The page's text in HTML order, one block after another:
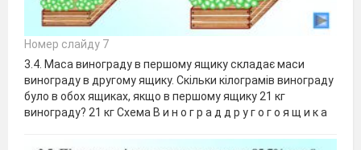
Номер слайду 7
3.4. Маса винограду в першому ящику складає маси
винограду в другому ящику. Скільки кілограмів винограду
було в обох ящиках, якщо в першому ящику 21 кг
винограду? 21 кг Схема В и н о г р а д д р у г о г о я щ и к а